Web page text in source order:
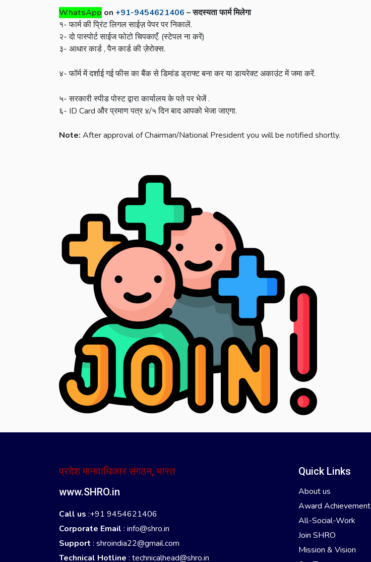
WhatsApp on +91-9454621406 –सदस्यताफार्ममिलेगा
१- फार्म की प्रिंट लिगल साईज़ पेपर पर निकालें.
२- दो पास्पोर्ट साईज फोटो चिपकाएँ. (स्टेपल ना करें)
३- अIधार कार्ड ,पैन कार्डकी ज़ेरोक्स.
४- फॉर्म में दर्शाई गई फीस का बैंक से डिमांड ड्राफ्ट बना कर या डायरेक्ट अकाउंट में जमा करें.
५- सरकारी स्पीड पोस्ट द्वारा कार्यालय के पते पर भेजें .
६- ID Card और प्रमाण पत्र ४/५ दिन बाद आपको भेजा जाएगा.
Note: After approval of Chairman/National President you will be notified shortly.
प्रदेश मानवाधिकार संगठन, भारत
www.SHRO.in
Call us :+91 9454621406
Corporate Email : info@shro.in
Support : shroindia22@gmail.com
Technical Hotline : technicalhead@shro.in
Quick Links
About us
Award Achievement
All-Social-Work
Join SHRO
Mission & Vision